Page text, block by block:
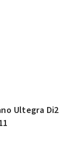
Ultegra Di2